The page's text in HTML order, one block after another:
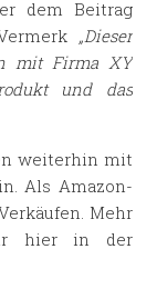
dem Beitrag
„Dieser
mit Firma XY
und das
weiterhin mit
Als Amazon-
Mehr
hier in der